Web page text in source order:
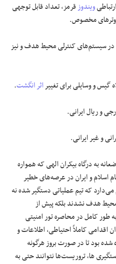
ویندوزقرمز، تعداد قابل توجهی
مخصوص.
در سیستم‌های کنترلی محیط هدف و نیز
اثر انگشت.
و غیر ایرانی.
به درگاه بیکران الهی که همواره
اسلام و ایران در عرصه‌های خطیر
که تیم عملیاتی دستگیر شده نه
هدف نشدند بلکه پیش از
طور کامل در محاصره تور امنیتی
اقدامی کاملاً احتیاطی، اطلاعات و
شده بود تا در صورت بروز هرگونه
ها، تروریست‌ها نتوانند حتی به